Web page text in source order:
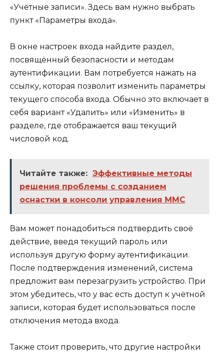
«Учётные записи». Здесь вам нужно выбрать
пункт «Параметры входа».
В окне настроек входа найдите раздел,
посвящённый безопасности и методам
аутентификации. Вам потребуется нажать на
ссылку, которая позволит изменить параметры
текущего способа входа. Обычно это включает в
себя вариант «Удалить» или «Изменить» в
разделе, где отображается ваш текущий
числовой код.
Читайте также: Эффективные методы
решения проблемы с созданием
оснастки в консоли управления MMC
Вам может понадобиться подтвердить своё
действие, введя текущий пароль или
используя другую форму аутентификации.
После подтверждения изменений, система
предложит вам перезагрузить устройство. При
этом убедитесь, что у вас есть доступ к учётной
записи, которая будет использоваться после
отключения метода входа.
Также стоит проверить, что другие настройки